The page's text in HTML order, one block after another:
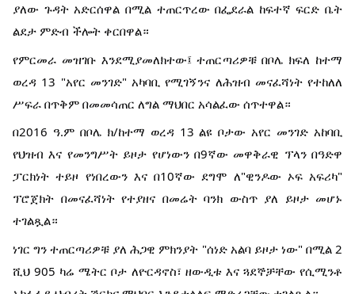
ያለው ጉዳት አድርሰዋል በሚል ተጠርጥረው በፌደራል ከፍተኛ ፍርድ ቤት
ልደታ ምድብ ችሎት ቀርበዋል።
የምርመራ መዝገቡ እንደሚያመለክተው፤ ተጠርጣሪዎቹ በቦሌ ክፍለ ከተማ
ወረዳ 13 "አየር መንገድ" አካባቢ የሚገኝንና ለሕዝብ መናፈሻነት የተከለለ
ሥፍራ በጥቅም በመመሳጠር ለግል ማህበር አሳልፈው ሰጥተዋል።
በ2016 ዓ.ም በቦሌ ክ/ከተማ ወረዳ 13 ልዩ ቦታው አየር መንገድ አከባቢ
የህዝብ እና የመንግሥት ይዞታ የሆነውን በ9ኛው መዋቅራዊ ፕላን በዓድዋ
ፓርክነት ተይዞ የነበረውን እና በ10ኛው ደግሞ ለ"ዊንዶው ኦፍ አፍሪካ"
ፕሮጀክት በመናፈሻነት የተያዘና በመሬት ባንክ ውስጥ ያለ ይዞታ መሆኑ
ተገልጿል።
ነገር ግን ተጠርጣሪዎቹ ያለ ሕጋዊ ምክንያት "ሰነድ አልባ ይዞታ ነው" በሚል 2
ሺህ 905 ካሬ ሜትር ቦታ ለዮርዳኖስ፣ ዘውዲቱ እና ጓደኞቻቸው የሲሚንቶ